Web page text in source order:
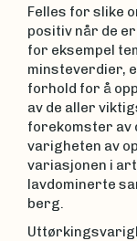
Felles for slike
positiv når de
for eksempel
minsteverdier,
forhold for å
av de aller
forekomster av
varigheten av
variasjonen i
lavdominerte
berg.